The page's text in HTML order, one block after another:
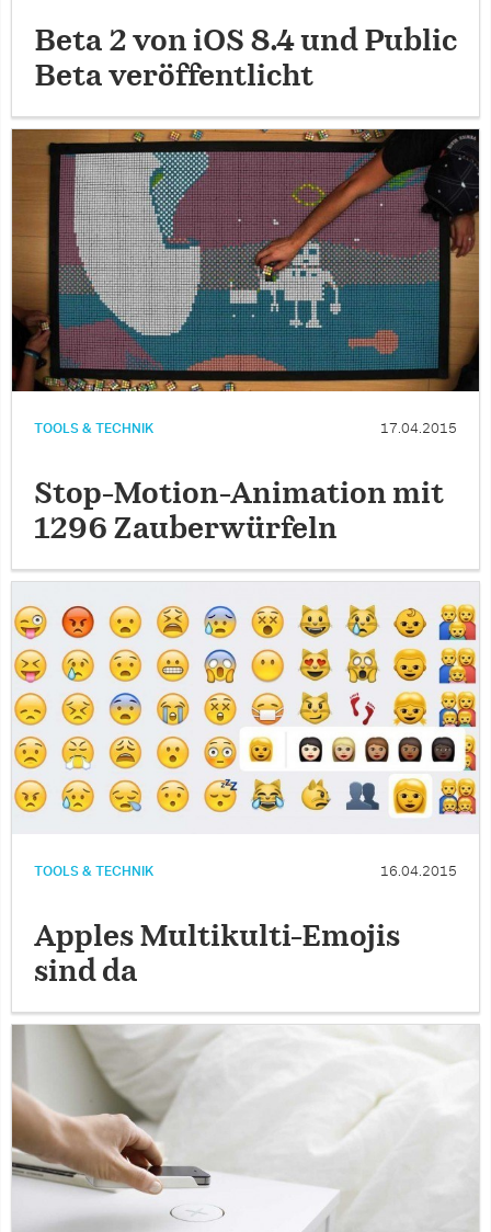
Beta 2 von iOS 8.4 und Public
Beta veröffentlicht
TOOLS & TECHNIK 17.04.2015
Stop-Motion-Animation mit
1296 Zauberwürfeln
TOOLS & TECHNIK 16.04.2015
Apples Multikulti-Emojis
sind da